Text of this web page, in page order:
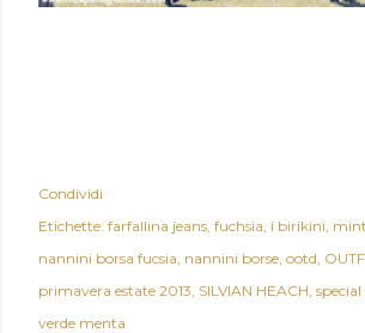
Condividi
Etichette: farfallina jeans fuchsia i birikini mint
nannini borsa fucsia nannini borse ootd
primavera estate 2013 SILVIAN HEACH
verde menta